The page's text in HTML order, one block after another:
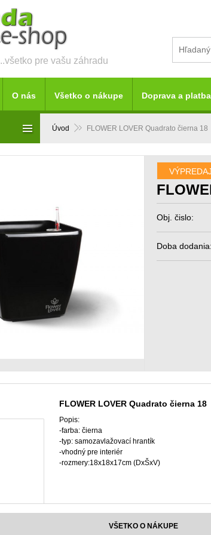
..všetko pre vašu záhradu
Úvod FLOWER LOVER Quadrato čierna 18
VÝPREDAJ
Obj. čislo:
Doba dodania:
FLOWER LOVER Quadrato čierna 18
Popis:
-farba: čierna
-typ: samozavlažovací hrantík
-vhodný pre interiér
-rozmery:18x18x17cm (DxŠxV)
O nás Všetko o nákupe Doprava a platba
VŠETKO O NÁKUPE